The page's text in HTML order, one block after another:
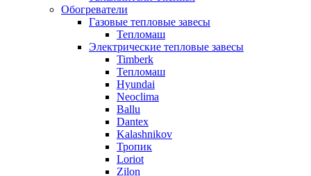
Обогреватели
Газовые тепловые завесы
Тепломаш
Электрические тепловые завесы
Timberk
Тепломаш
Hyundai
Neoclima
Ballu
Dantex
Kalashnikov
Тропик
Loriot
Zilon